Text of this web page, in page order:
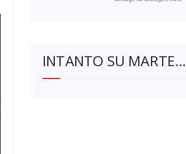
INTANTO SU MARTE…